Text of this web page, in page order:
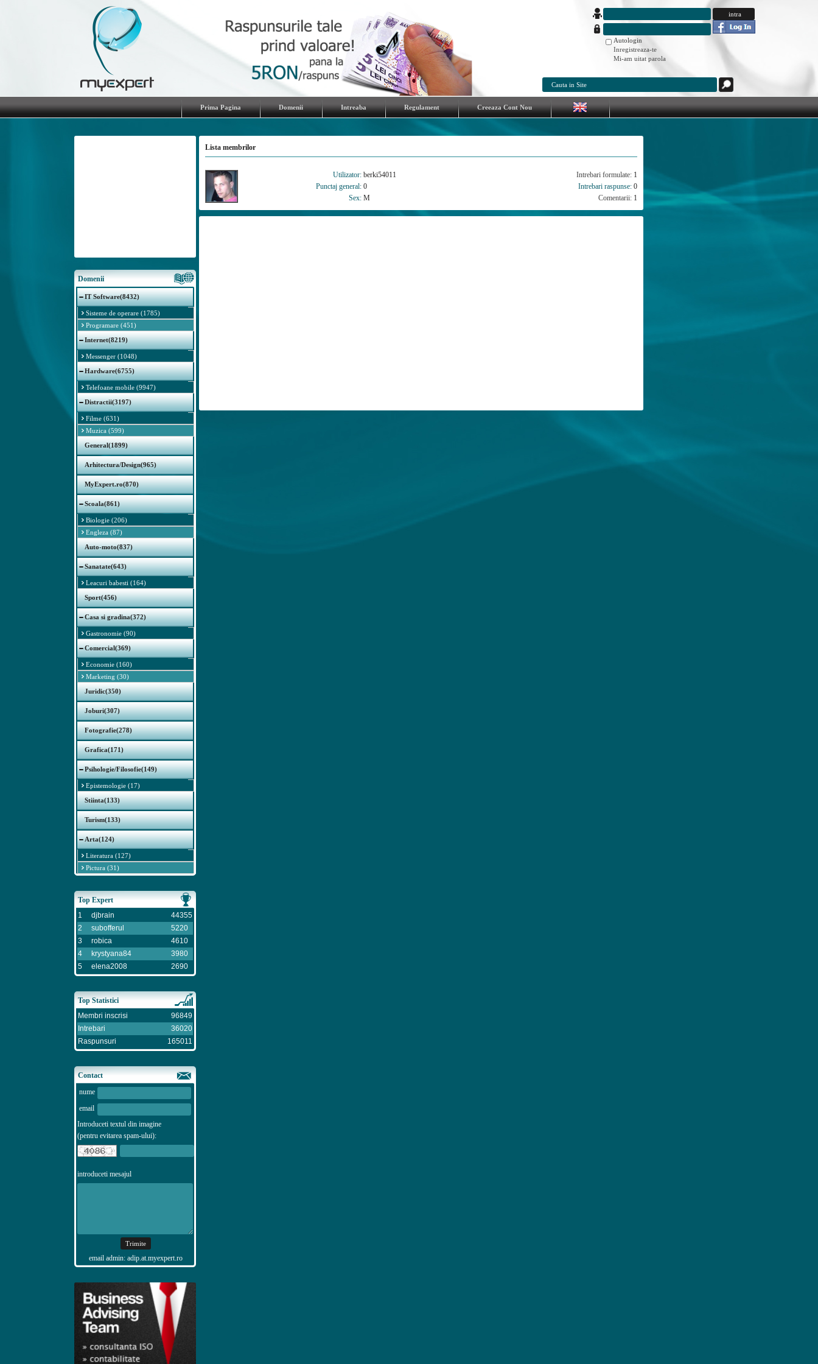
Autologin
Inregistreaza-te
Mi-am uitat parola
Prima Pagina Domenii Intreaba Regulament Creeaza Cont Nou
Domenii
IT Software(8432)
Sisteme de operare (1785)
Programare (451)
Internet(8219)
Messenger (1048)
Hardware(6755)
Telefoane mobile (9947)
Distractii(3197)
Filme (631)
Muzica (599)
General(1899)
Arhitectura/Design(965)
MyExpert.ro(870)
Scoala(861)
Biologie (206)
Engleza (87)
Auto-moto(837)
Sanatate(643)
Leacuri babesti (164)
Sport(456)
Casa si gradina(372)
Gastronomie (90)
Comercial(369)
Economie (160)
Marketing (30)
Juridic(350)
Joburi(307)
Fotografie(278)
Grafica(171)
Psihologie/Filosofie(149)
Epistemologie (17)
Stiinta(133)
Turism(133)
Arta(124)
Literatura (127)
Pictura (31)
Top Expert
1
djbrain
44355
2
subofferul
5220
3
robica
4610
4
krystyana84
3980
5
elena2008 2690
Top Statistici
Membri inscrisi
96849
Intrebari
36020
Raspunsuri
165011
Contact
nume
email
Introduceti textul din imagine
(pentru evitarea spam-ului):
introduceti mesajul
email admin: adip.at.myexpert.ro
Lista membrilor
Utilizator: berki54011 Intrebari formulate: 1
Punctaj general: 0 Intrebari raspunse: 0
Sex: M Comentarii: 1